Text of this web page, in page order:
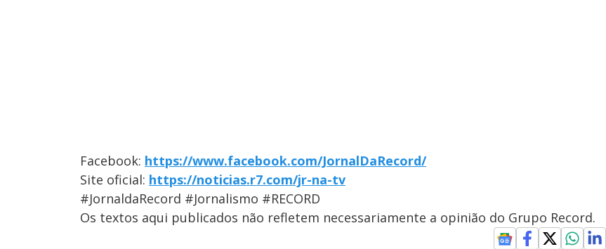
Facebook: https://www.facebook.com/JornalDaRecord/
Site oficial: https://noticias.r7.com/jr-na-tv
#JornaldaRecord #Jornalismo #RECORD
Os textos aqui publicados não refletem necessariamente a opinião do Grupo Record.